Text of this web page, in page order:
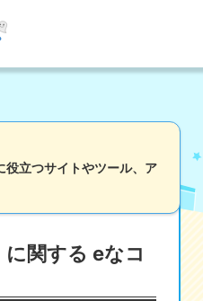
聞く
立つサイトやツール、 ア
に関する eなコ